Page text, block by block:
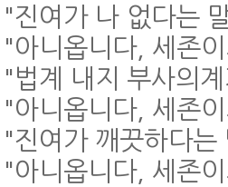
"진여가 나 없다는
"아니옵니다, 세존
" 법계 내지 부사의
"아니옵니다, 세존
"진여가 깨끗하다는
"아니옵니다, 세존